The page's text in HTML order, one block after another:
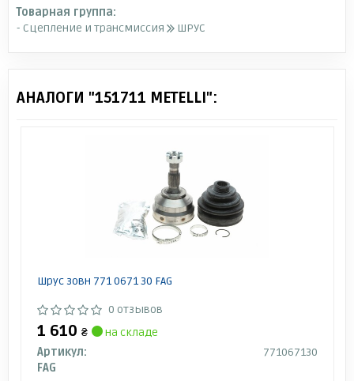
Товарная группа:
- Сцепление и трансмиссия
ШРУС
АНАЛОГИ "151711 METELLI":
Шрус зовн 771 0671 30 FAG
0 отзывов
1 610 ₴
на складе
Артикул:
771067130
FAG